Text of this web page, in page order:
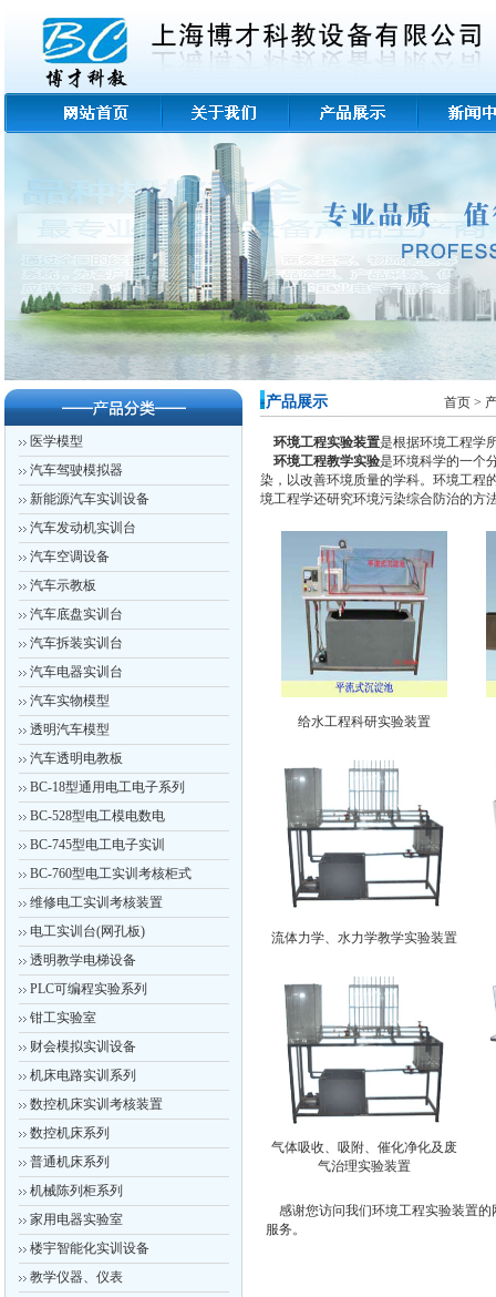
医学模型
汽车驾驶模拟器
新能源汽车实训设备
汽车发动机实训台
汽车空调设备
汽车示教板
汽车底盘实训台
汽车拆装实训台
汽车电器实训台
汽车实物模型
透明汽车模型
汽车透明电教板
BC-18型通用电工电子系列
BC-528型电工模电数电
BC-745型电工电子实训
BC-760型电工实训考核柜式
维修电工实训考核装置
电工实训台(网孔板)
透明教学电梯设备
PLC可编程实验系列
钳工实验室
财会模拟实训设备
机床电路实训系列
数控机床实训考核装置
数控机床系列
普通机床系列
机械陈列柜系列
家用电器实验室
楼宇智能化实训设备
教学仪器、仪表
-产品展示 首页 >
环境工程实验装置是根据环境工程学
环境工程教学实验是环境科学的一个
染，以改善环境质量的学科。环境工程
境工程学还研究环境污染综合防治的方
给水工程科研实验装置
流体力学、水力学教学实验装置
气体吸收、吸附、催化净化及废
气治理实验装置
感谢您访问我们环境工程实验装置的
服务。